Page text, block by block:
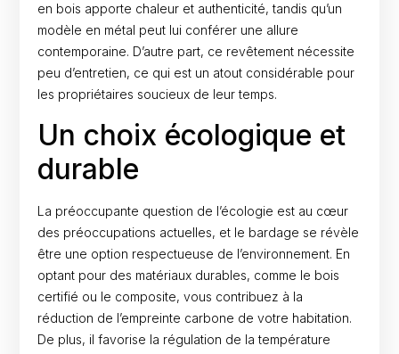
en bois apporte chaleur et authenticité, tandis qu’un
modèle en métal peut lui conférer une allure
contemporaine. D’autre part, ce revêtement nécessite
peu d’entretien, ce qui est un atout considérable pour
les propriétaires soucieux de leur temps.
Un choix écologique et
durable
La préoccupante question de l’écologie est au cœur
des préoccupations actuelles, et le bardage se révèle
être une option respectueuse de l’environnement. En
optant pour des matériaux durables, comme le bois
certifié ou le composite, vous contribuez à la
réduction de l’empreinte carbone de votre habitation.
De plus, il favorise la régulation de la température